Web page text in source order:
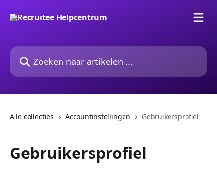
Zoeken naar artikelen ...
Alle collecties Accountinstellingen Gebruikersprofiel
Gebruikersprofiel